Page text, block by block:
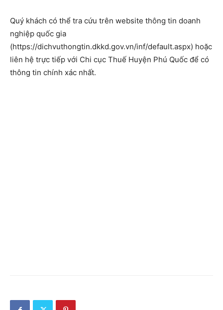
Quý khách có thể tra cứu trên website thông tin doanh
nghiệp quốc gia
(https://dichvuthongtin.dkkd.gov.vn/inf/default.aspx) hoặc
liên hệ trực tiếp với Chi cục Thuế Huyện Phú Quốc để có
thông tin chính xác nhất.